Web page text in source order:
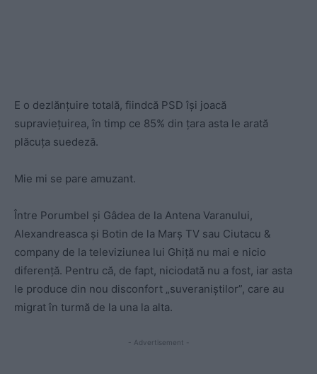
E o dezlănțuire totală, fiindcă PSD își joacă
supraviețuirea, în timp ce 85% din țara asta le arată
plăcuța suedeză.
Mie mi se pare amuzant.
Între Porumbel și Gâdea de la Antena Varanului,
Alexandreasca și Botin de la Marș TV sau Ciutacu &
company de la televiziunea lui Ghiță nu mai e nicio
diferență. Pentru că, de fapt, niciodată nu a fost, iar asta
le produce din nou disconfort „suveraniștilor”, care au
migrat în turmă de la una la alta.
- Advertisement -